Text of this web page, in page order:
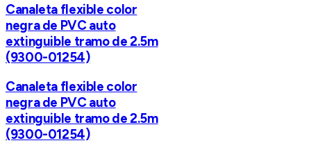
Canaleta flexible color
negra de PVC auto
extinguible tramo de 2.5m
(9300-01254)
Canaleta flexible color
negra de PVC auto
extinguible tramo de 2.5m
(9300-01254)